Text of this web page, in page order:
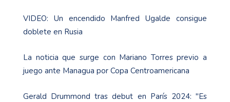
VIDEO: Un encendido Manfred Ugalde consigue
doblete en Rusia
La noticia que surge con Mariano Torres previo a
juego ante Managua por Copa Centroamericana
Gerald Drummond tras debut en París 2024: "Es